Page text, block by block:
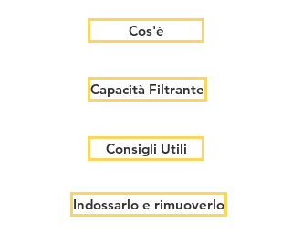
Cos'è
Capacità Filtrante
Consigli Utili
Indossarlo e rimuoverlo